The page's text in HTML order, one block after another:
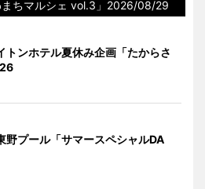
まちマルシェ vol.3」2026/08/29
トンホテル夏休み企画「たからさ
野プール「サマースペシャルDA